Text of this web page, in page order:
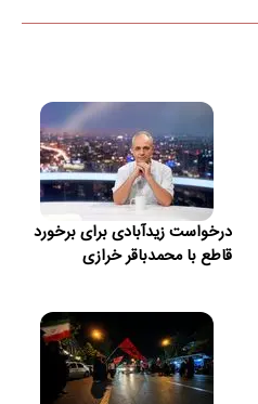
درخواست زیدآبادی برای برخورد
قاطع با محمدباقر خرازی